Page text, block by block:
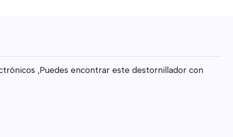
,Puedes encontrar este destornillador con